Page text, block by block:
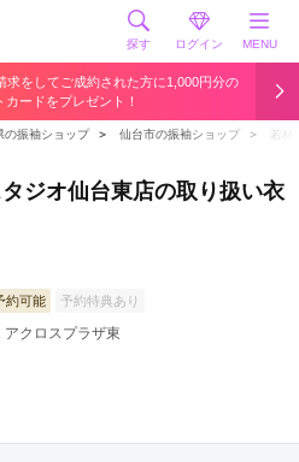
探す ログイン MENU
求をしてご成約された方に1,000円分の
カードをプレゼント！
の振袖ショップ ＞ 仙台市の振袖ショップ ＞ 若林
ジオ仙台東店の取り扱い衣
約可能 予約特典あり
クロスプラザ東